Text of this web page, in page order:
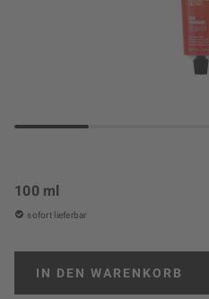
100 ml
sofort lieferbar
IN DEN WARENKORB